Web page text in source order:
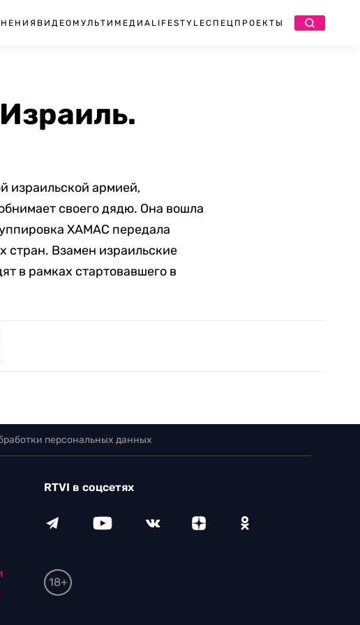
ВИДЕО МУЛЬТИМЕДИА LIFESTYLEСПЕЦПРОЕКТЫ
израильской армией,
своего дядю. Она вошла
ХАМАС передала
стран. Взамен израильские
в рамках стартовавшего в
персональных данных
RTVI в соцсетях
18+